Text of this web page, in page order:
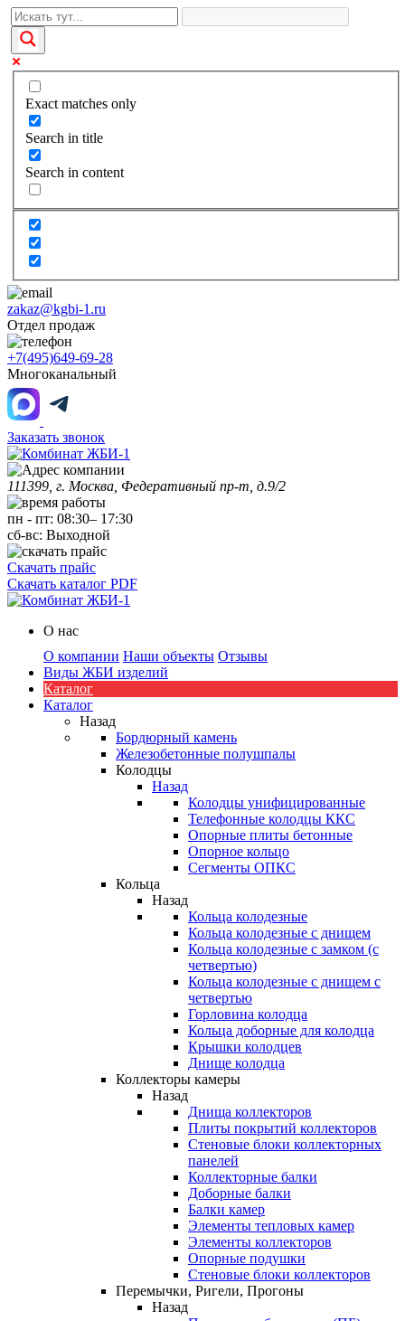
Exact matches only
Search in title
Search in content
zakaz@kgbi-1.ru
Отдел продаж
+7(495)649-69-28
Многоканальный
Заказать звонок
111399, г. Москва, Федеративный пр-т, д.9/2
пн - пт: 08:30– 17:30
сб-вс: Выходной
Скачать прайс
Скачать каталог PDF
О нас
О компании Наши объекты Отзывы
Виды ЖБИ изделий
Каталог
Каталог
Назад
Бордюрный камень
Железобетонные полушпалы
Колодцы
Назад
Колодцы унифицированные
Телефонные колодцы ККС
Опорные плиты бетонные
Опорное кольцо
Сегменты ОПКС
Кольца
Назад
Кольца колодезные
Кольца колодезные с днищем
Кольца колодезные с замком (с
четвертью)
Кольца колодезные с днищем с
четвертью
Горловина колодца
Кольца доборные для колодца
Крышки колодцев
Днище колодца
Коллекторы камеры
Назад
Днища коллекторов
Плиты покрытий коллекторов
Стеновые блоки коллекторных
панелей
Коллекторные балки
Доборные балки
Балки камер
Элементы тепловых камер
Элементы коллекторов
Опорные подушки
Стеновые блоки коллекторов
Перемычки, Ригели, Прогоны
Назад